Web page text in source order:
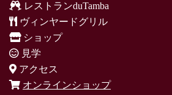
レストランduTamba
ヴィンヤードグリル
ショップ
見学
アクセス
オンラインショップ